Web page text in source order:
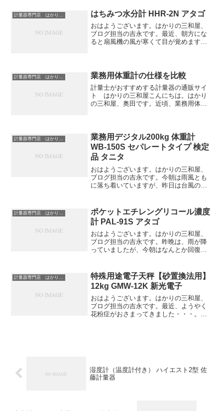
なく、もしろ何でも食べられるのですが1
日に必要な量をし...
計量器専門店 はかりの三和屋 はちみつ水分計 HHR-2N アタゴ
おはようございます。はかりの三和屋、
ブログ担当の吉永です。最近、朝方にな
ると扇風機の風が寒くて目が覚めます。
げて電源を切りました。昼...
業務用体重計の仕様を比較
計量士がおすすめする計量器の通販サイ
ト はかりの三和屋こんにちは。はかり
の三和屋、奥田です。近頃、業務用体重
皆様に、参考にしていただ...
業務用デジタル200kg 体重計
WB-150S セパレートタイプ 検定
品 タニタ
おはようございます。はかりの三和屋、
ブログ担当の吉永です。今朝は雨風とも
に落ち着いていますが、昨日は台風の影
まりにもうるさく、どうして外しておか
なかったのかと後悔しまし...
ポケットエチレングリコール濃度
計 PAL-91S アタゴ
おはようございます。はかりの三和屋、
ブログ担当の吉永です。昨晩は、雨が降
っていましたが、今朝はなんとか回復し
月13日の今日は、「メイストームデー（5
月の嵐の日）」。バ...
計量器専門店 はかりの三和屋
特殊用途電子天秤【砂置換法用】
12kg GMW-12K 新光電子
おはようございます。はかりの三和屋、
ブログ担当の吉永です。最近、ようやく
花粉症がおさまってきました・・・。毎
湿度計（温度計付き） ハイエスト2型 佐
藤計量器